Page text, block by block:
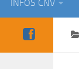
INFOS CNV